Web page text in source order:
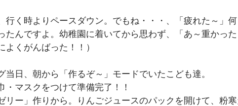
行く時よりペースダウン。でもね・・・、「疲れた～」
たんですよ。幼稚園に着いてから思わず、「あ～重かっ
よくがんばった！！）
当日、朝から「作るぞ～」モードでいたこども達。
・マスクをつけて準備完了！！
リー」作りから。りんごジュースのパックを開けて、粉